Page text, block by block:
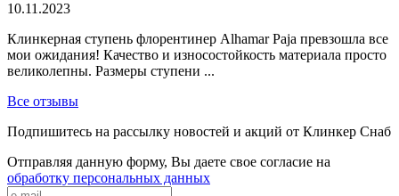
10.11.2023
Клинкерная ступень флорентинер Alhamar Paja превзошла все
мои ожидания! Качество и износостойкость материала просто
великолепны. Размеры ступени ...
Все отзывы
Подпишитесь на рассылку новостей и акций от Клинкер Снаб
Отправляя данную форму, Вы даете свое согласие на
обработку персональных данных